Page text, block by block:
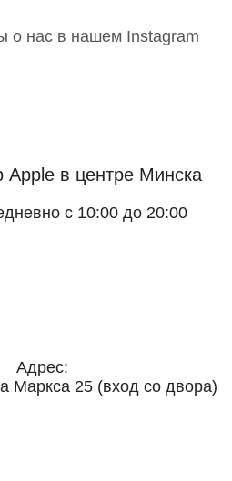
о нас в нашем Instagram
Appleв центре Минска
с 10:00 до 20:00
Адрес:
Маркса 25 (вход со двора)